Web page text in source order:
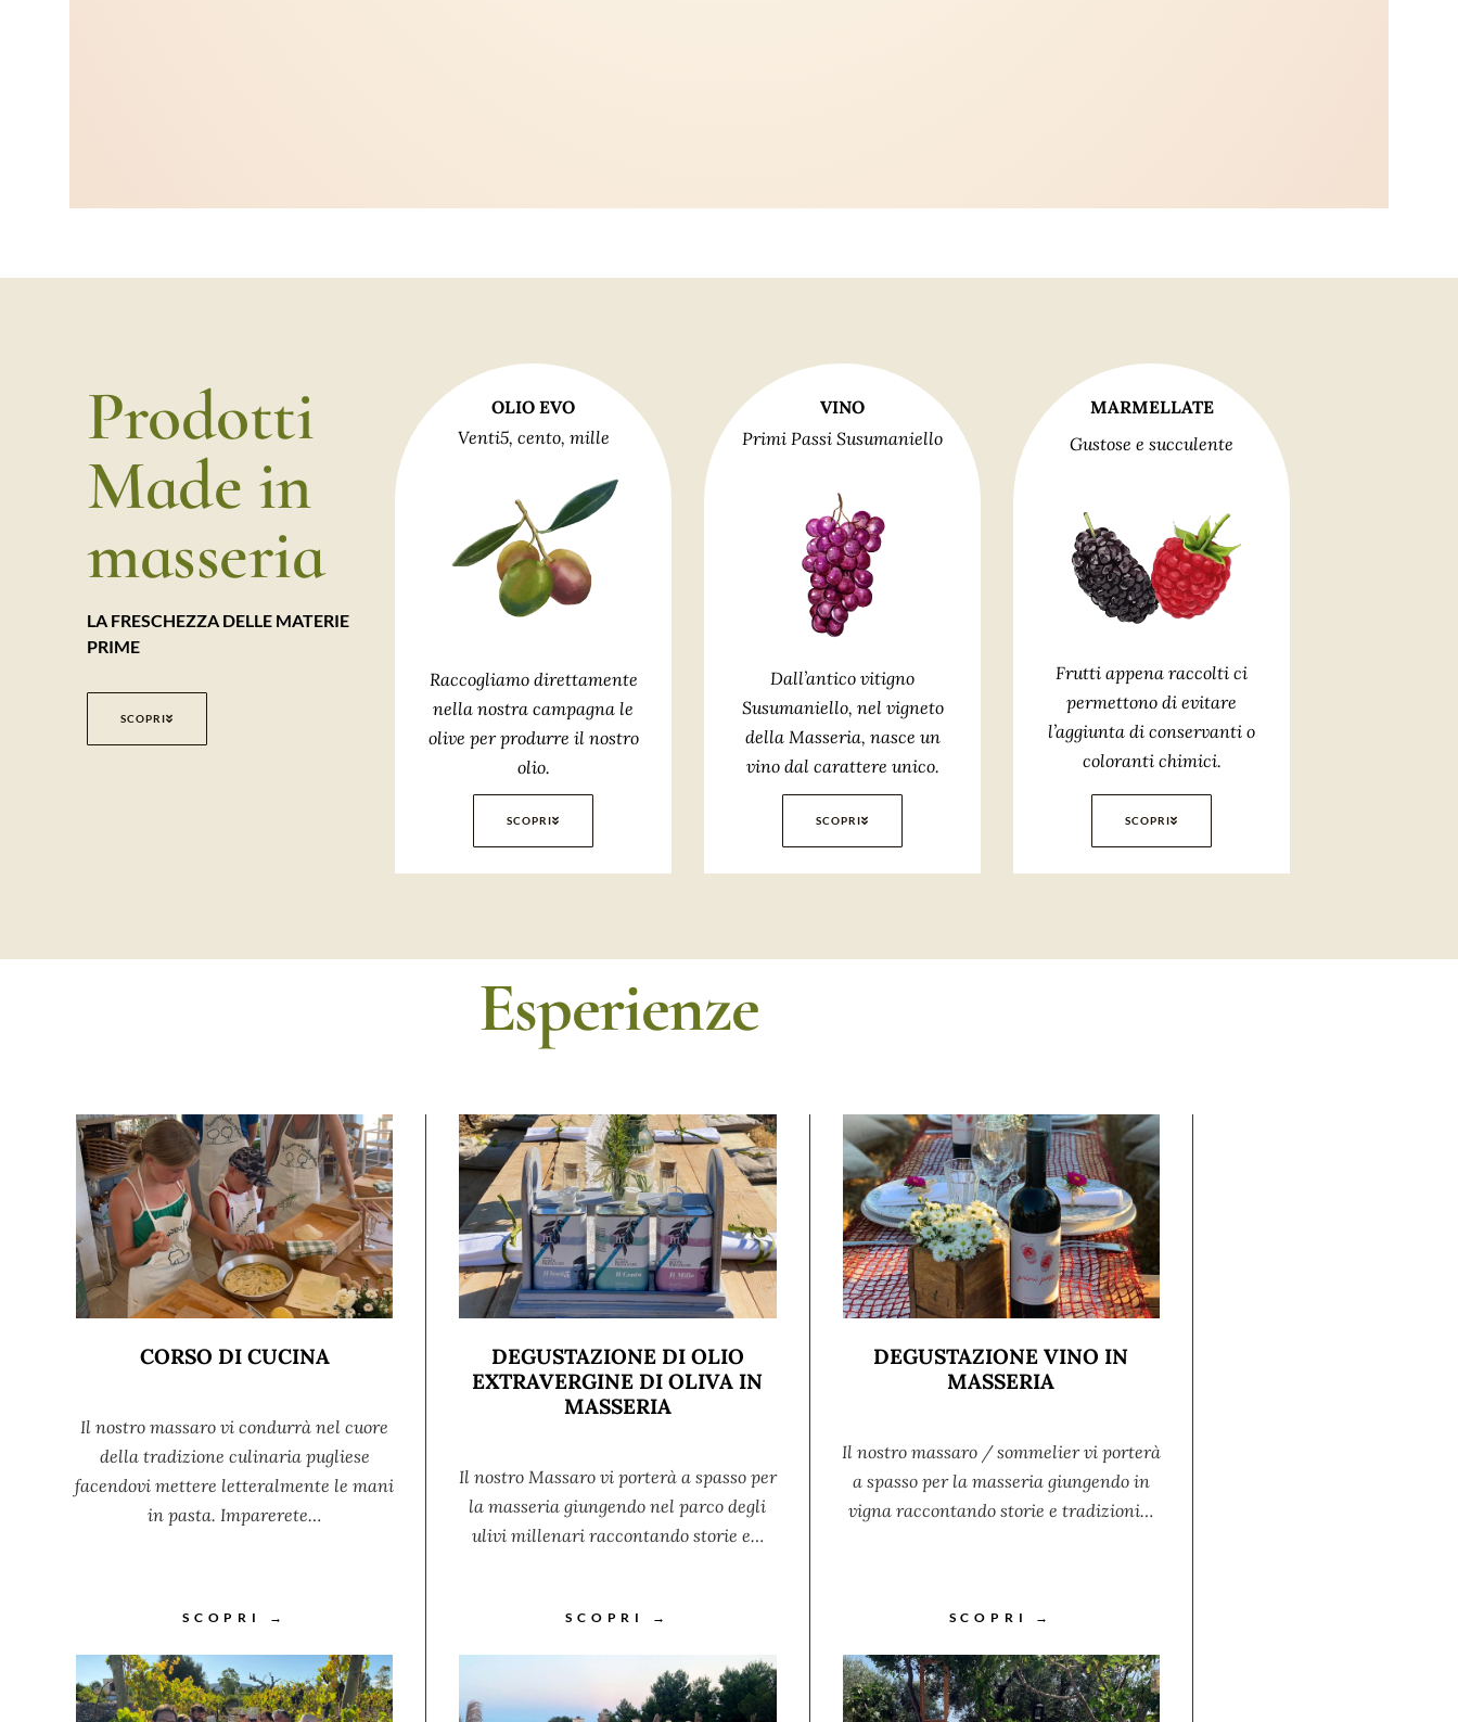
Prodotti
Made in
masseria
LA FRESCHEZZA DELLE MATERIE
PRIME
SCOPRI
OLIO EVO
Venti5, cento, mille
Raccogliamo direttamente
nella nostra campagna le
olive per produrre il nostro
olio.
SCOPRI
VINO
Primi Passi Susumaniello
Dall’antico vitigno
Susumaniello, nel vigneto
della Masseria, nasce un
vino dal carattere unico.
SCOPRI
MARMELLATE
Gustose e succulente
Frutti appena raccolti ci
permettono di evitare
l’aggiunta di conservanti o
coloranti chimici.
SCOPRI
Esperienze
CORSO DI CUCINA
Il nostro massaro vi condurrà nel cuore
della tradizione culinaria pugliese
facendovi mettere letteralmente le mani
in pasta. Imparerete…
SCOPRI →
DEGUSTAZIONE DI OLIO
EXTRAVERGINE DI OLIVA IN
MASSERIA
Il nostro Massaro vi porterà a spasso per
la masseria giungendo nel parco degli
ulivi millenari raccontando storie e…
SCOPRI →
DEGUSTAZIONE VINO IN
MASSERIA
Il nostro massaro / sommelier vi porterà
a spasso per la masseria giungendo in
vigna raccontando storie e tradizioni…
SCOPRI →